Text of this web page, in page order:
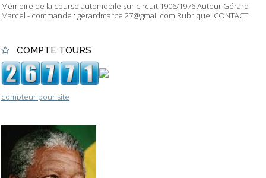
Mémoire de la course automobile sur circuit 1906/1976 Auteur Gérard
Marcel - commande : gerardmarcel27@gmail.com Rubrique: CONTACT
COMPTE TOURS
compteur pour site